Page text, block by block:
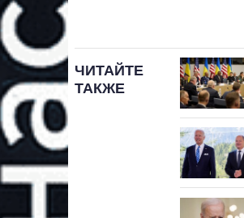
ЧИТАЙТЕ
ТАКЖЕ